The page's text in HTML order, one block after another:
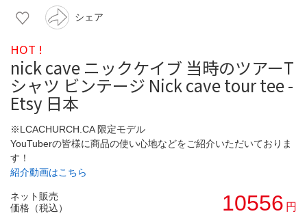
シェア
HOT !
nick cave ニックケイブ 当時のツアーT
シャツ ビンテージ Nick cave tour tee -
Etsy 日本
※LCACHURCH.CA 限定モデル
YouTuberの皆様に商品の使い心地などをご紹介いただいておりま
す！
紹介動画はこちら
ネット販売
価格（税込）
10556 円